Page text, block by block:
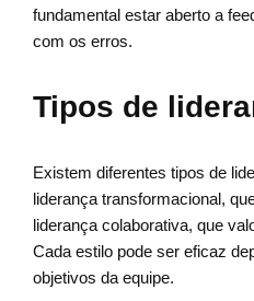
fundamental estar aberto a
com os erros.
Tipos de
Existem diferentes tipos de
liderança transformacional,
liderança colaborativa, que
Cada estilo pode ser eficaz
objetivos da equipe.